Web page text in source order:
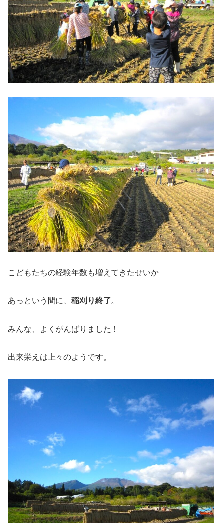
こどもたちの経験年数も増えてきたせいか
あっという間に、 稲刈り終了。
みんな、よくがんばりました！
出来栄えは上々のようです。